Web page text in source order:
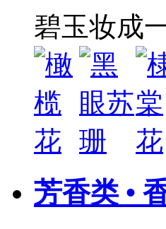
碧玉妆成
芳香类 •